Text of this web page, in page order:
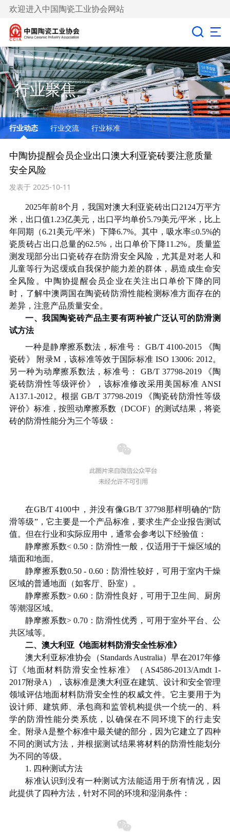
欢迎进入中国陶瓷工业协会网站
行业聚焦
行业动态 行业交流 行业标准
中陶协提醒会员企业出口澳大利亚瓷砖要注意质量
安全风险
发表于 2025-10-11
2025年前8个月，我国对澳大利 亚瓷砖出口2124万平方
米，出口值1.23亿美元，出口平均单价5.79美元/平米，比上
年同期（6.21 美元/平米）下降6.7%。其中，吸水率≤0.5%的
瓷质砖占出口总量的62.5% ，出口单价下降11.2%。质量监
测发现部分出口瓷砖存在防滑安全风险，尤其是对老人和
儿童等行为迟缓或自我保护能力差的群体，易造成生命安
全风险。中陶协提醒会员企业在关注出口单价下降的同
时，了解中澳两国在陶瓷砖防滑性能检测标准方面存在的
差异，注意产品质量安全。
一、我国陶瓷砖产品主要有两种被广泛认可的防滑测
试方法
一种是静摩擦系数法，标准号：
GB/T 4100-2015
《陶
瓷砖》 附录M ，该标准等效于国际标准 ISO 13006: 2012。
另一种为动摩擦系数法，标准号：
GB/T 37798-2019
《陶
瓷砖防滑性等级评价》，该标准修改采用美国标准 ANSI
A137.1-2012 。根据 GB/T 37798-2019
《陶瓷砖防滑性等级
评价》标准，按照动摩擦系数（DCOF）的测试结果，将瓷
砖的防滑性能分为三个等级：
在GB/T 4100中，并没有像GB/T 37798那样明确的“防
滑等级”，它主要是一个产品标准，要求生产企业报告测试
值。但在行业和实际应用中，通常会参考以下经验值：
静摩擦系数< 0.50 ：防滑性一般，仅适用于干燥区域的
墙面和地面。
静摩擦系数0.50 - 0.60：防滑性较好，可用于室内干燥
区域的普通地面（如客厅、卧室）。
静摩擦系数> 0.60 ：防滑性良好，可用于卫生间、厨房
等潮湿区域。
静摩擦系数> 0.70 ：防滑性优秀，可用于室外平台、公
共区域等。
二、澳大利亚《地面材料防滑安全性标准》
澳大利亚标准协会（Standards Australia）早在2017年修
订《地面材料防滑安全性标准》（ AS4586-2013/Amdt 1-
2017附录A ），该标准是澳大利亚在建筑、设计和安全管理
领域评估地面材料防滑安全性的权威文件。它主要用于为
设计师、建筑师、承包商和监管机构提供一个统一的、科
学的防滑性能分类系统，以确保在不同环境下的行走安
全。附录A是整个标准中最关键的部分，因为它建立了四种
不同的测试方法，并根据测试结果将材料的防滑性能划分
为不同的等级。
1. 四种测试方法
标准认识到没有一种测试方法能适用于所有情况，因
此提供了四种方法，针对不同的环境和湿润条件：